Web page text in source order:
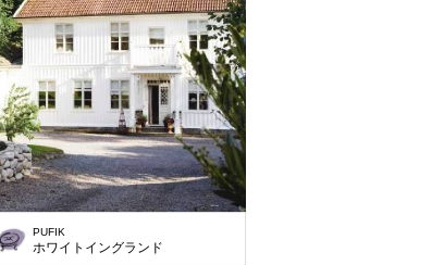
PUFIK
ホワイトイングランド